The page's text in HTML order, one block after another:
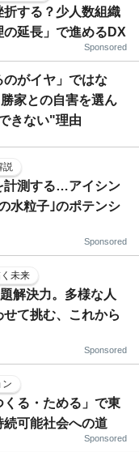
する？少人数組織
延長」で進めるDX
Sponsored
のがイヤ」ではな
家との自害を選ん
きない"理由
説
計測する…アイシン
水粒子｣のポテンシ
Sponsored
未来
解決力。多様な人
て挑む、これから
Sponsored
ン
る・ためる」で東
可能社会への道
Sponsored